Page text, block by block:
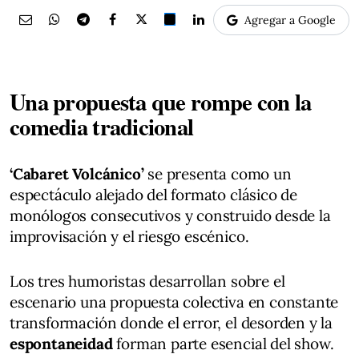
Agregar a Google
Una propuesta que rompe con la
comedia tradicional
‘Cabaret Volcánico’se presenta como un
espectáculo alejado del formato clásico de
monólogos consecutivos y construido desde la
improvisación y el riesgo escénico.
Los tres humoristas desarrollan sobre el
escenario una propuesta colectiva en constante
transformación donde el error, el desorden y la
espontaneidadforman parte esencial del show.